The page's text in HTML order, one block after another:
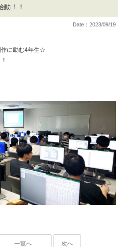
！！
Date：2023/09/19
作に励む4年生☆
一覧へ 次へ